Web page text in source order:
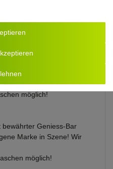
liefern Ihr persönliches Foto,
und hochwertigem
möglich!
bewährter Geniess-Bar
Marke in Szene! Wir
möglich!